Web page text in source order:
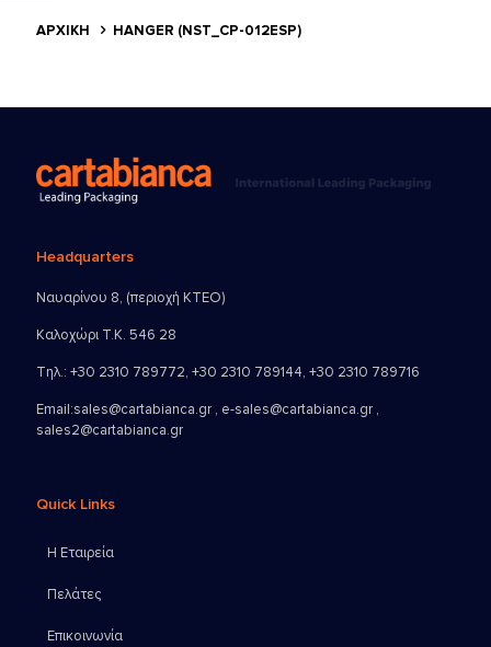
ΑΡΧΙΚΗ HANGER (NST_CP-012ESP)
Headquarters
Ναυαρίνου 8, (περιοχή ΚΤΕΟ)
Καλοχώρι Τ.Κ. 546 28
Τηλ.: +30 2310 789772, +30 2310 789144, +30 2310 789716
Email:sales@cartabianca.gr , e-sales@cartabianca.gr ,
sales2@cartabianca.gr
Quick Links
Η Εταιρεία
Πελάτες
Επικοινωνία